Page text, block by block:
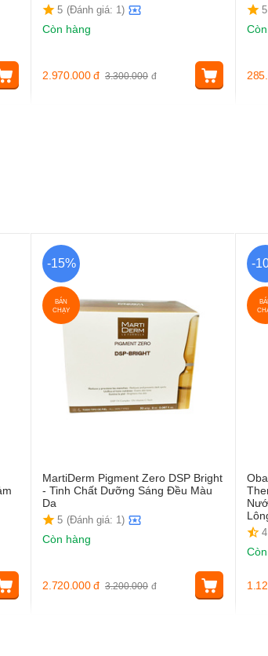
5 (Đánh giá: 1)
Còn hàng
3.300.000 đ
2.970.000 đ
5
-15%
BÁN
CHẠY
MartiDerm Pigment Zero DSP Bright
- Tinh Chất Dưỡng Sáng Đều Màu
Da
5 (Đánh giá: 1)
Còn hàng
3.200.000 đ
2.720.000 đ
-
4